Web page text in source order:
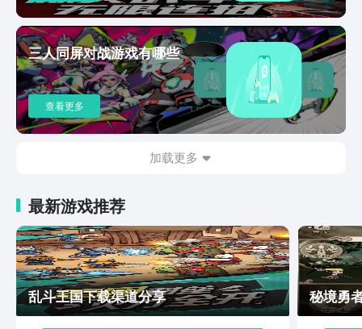
锁，并且获得后还可以根据不同冒险场景与关卡需求灵活
搭配，组建不同的阵容。星月大陆放置帝国下载地址已经
放在上文了，游戏将收集、养成与冒险探索深度融合，以
低门槛的放置机制、深度的英雄策略搭配，打造了一个轻
松自在且富有探索乐趣的奇幻异世界。
三人同屏对战游戏有哪些
查看更多
加载更多
最新游戏推荐
乱斗王国下载渠道分享 秘境勇